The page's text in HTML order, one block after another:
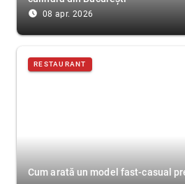
access_time_filled 08 apr. 2026
RESTAURANT
Cum arată un model fast-casual